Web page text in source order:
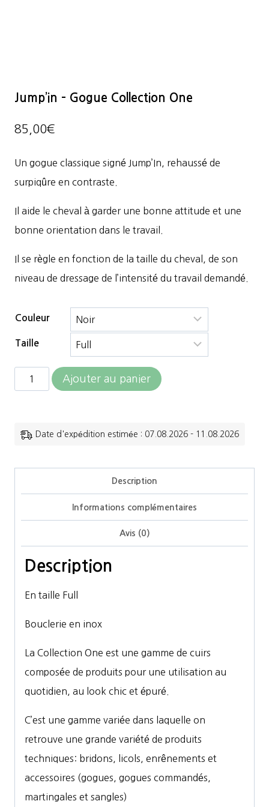
Jump’in – Gogue Collection One
85,00€
Un gogue classique signé Jump’In, rehaussé de
surpiqûre en contraste.
Il aide le cheval à garder une bonne attitude et une
bonne orientation dans le travail.
Il se règle en fonction de la taille du cheval, de son
niveau de dressage de l’intensité du travail demandé.
Couleur
Taille
quantité
Ajouter au panier
Date d'expédition estimée : 07.08.2026 - 11.08.2026
Description
Informations complémentaires
Avis (0)
Description
En taille Full
Bouclerie en inox
La Collection One est une gamme de cuirs
composée de produits pour une utilisation au
quotidien, au look chic et épuré.
C’est une gamme variée dans laquelle on
retrouve une grande variété de produits
techniques: bridons, licols, enrênements et
accessoires (gogues, gogues commandés,
martingales et sangles)